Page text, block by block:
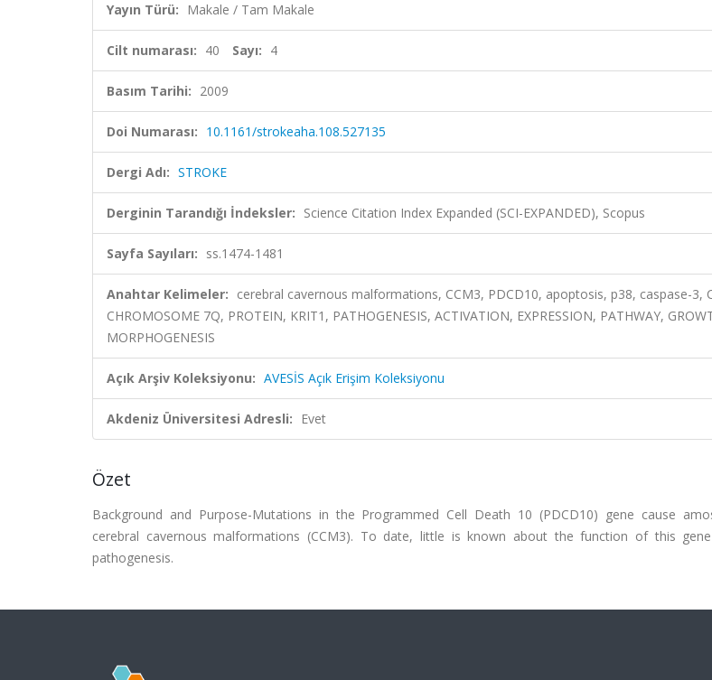
Yayın Türü: Makale / Tam Makale
Cilt numarası: 40 Sayı: 4
Basım Tarihi: 2009
Doi Numarası: 10.1161/strokeaha.108.527135
Dergi Adı: STROKE
Derginin Tarandığı İndeksler: Science Citation Index Expanded (SCI-EXPANDED), Scopus
Sayfa Sayıları: ss.1474-1481
Anahtar Kelimeler: cerebral cavernous malformations, CCM3, PDCD10, apoptosis, p38, caspase-3,
CHROMOSOME 7Q, PROTEIN, KRIT1, PATHOGENESIS, ACTIVATION, EXPRESSION, PATHWAY,
MORPHOGENESIS
Açık Arşiv Koleksiyonu: AVESİS Açık Erişim Koleksiyonu
Akdeniz Üniversitesi Adresli: Evet
Özet
Background and Purpose-Mutations in the Programmed Cell Death 10 (PDCD10) gene cause
cerebral cavernous malformations (CCM3). To date, little is known about the function of this
pathogenesis.